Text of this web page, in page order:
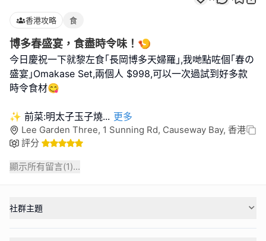
香港攻略 食
博多春盛宴，食盡時令味！🍤
今日慶祝一下就黎左食｢長岡博多天婦羅｣,我哋點咗個｢春の
盛宴｣Omakase Set,兩個人 $998,可以一次過試到好多款
時令食材😋
✨ 前菜:明太子玉子燒... 更多
Lee Garden Three, 1 Sunning Rd, Causeway Bay, 香港
評分
顯示所有留言(1)...
社群主題